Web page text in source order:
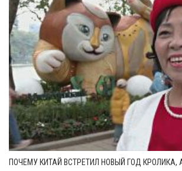
ПОЧЕМУ КИТАЙ ВСТРЕТИЛ НОВЫЙ ГОД КРОЛИКА,